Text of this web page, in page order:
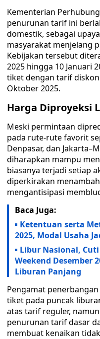
Kementerian
penurunan tarif ini
domestik, sebagai
masyarakat menjelang
Kebijakan tersebut
2025 hingga 10 Januari
tiket dengan tarif
Oktober 2025.
Harga Diproyeksi
Meski permintaan
pada rute-rute favorit
Denpasar, dan
diharapkan mampu
biasanya terjadi setiap
diperkirakan
mengantisipasi
Baca Juga:
Ketentuan serta
2025, Modal Usaha
Libur Nasional,
Weekend Desember
Liburan Panjang
Pengamat
tiket pada puncak
atas tarif reguler,
penurunan tarif dasar
membuat kenaikan